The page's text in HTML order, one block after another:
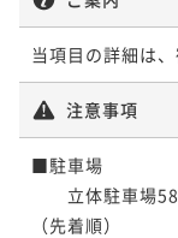
当項目の詳細は
注意事項
■駐車場
立体駐車場58
（先着順）